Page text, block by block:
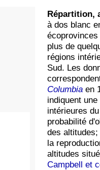
Répartition,
à dos blanc
plus de
régions
Sud. Les
Columbia en
indiquent
intérieures
probabilité
des
la
altitudes
Campbell et